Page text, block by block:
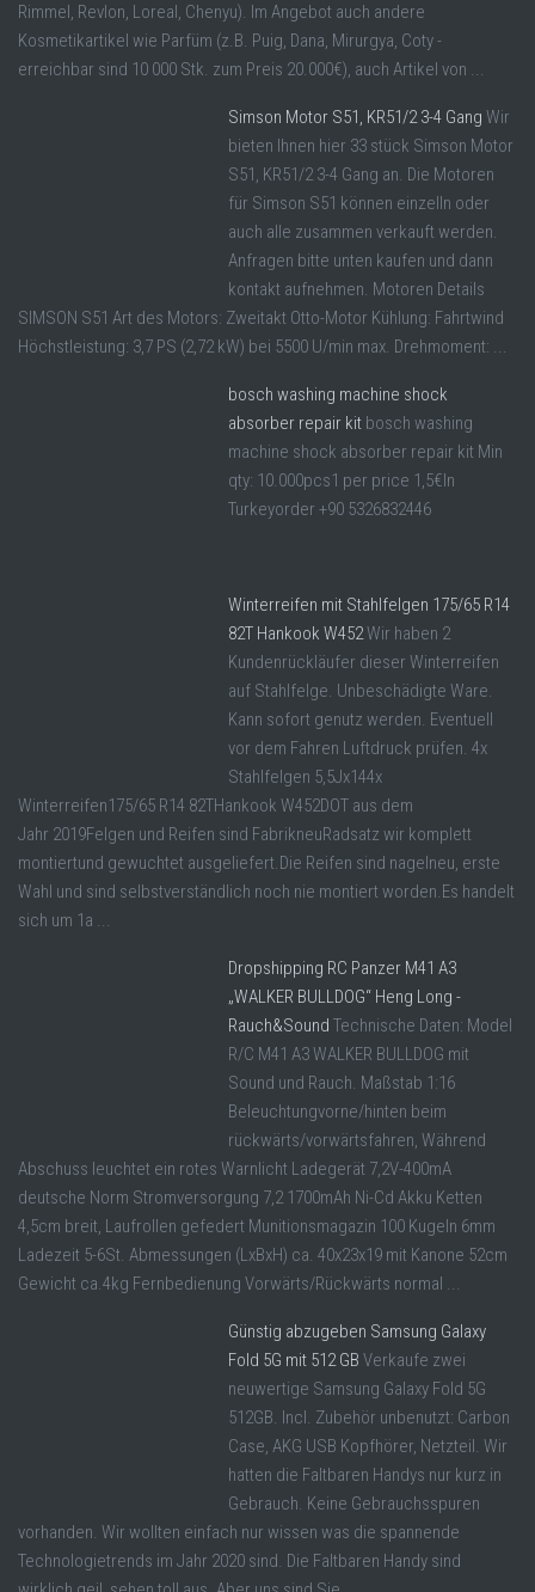
Rimmel, Revlon, Loreal, Chenyu). Im Angebot auch andere
Kosmetikartikel wie Parfüm (z.B. Puig, Dana, Mirurgya, Coty -
erreichbar sind 10 000 Stk. zum Preis 20.000€), auch Artikel von ...
Simson Motor S51, KR51/2 3-4 Gang Wir
bieten Ihnen hier 33 stück Simson Motor
S51, KR51/2 3-4 Gang an. Die Motoren
für Simson S51 können einzelln oder
auch alle zusammen verkauft werden.
Anfragen bitte unten kaufen und dann
kontakt aufnehmen. Motoren Details
SIMSON S51 Art des Motors: Zweitakt Otto-Motor Kühlung: Fahrtwind
Höchstleistung: 3,7 PS (2,72 kW) bei 5500 U/min max. Drehmoment: ...
bosch washing machine shock
absorber repair kit bosch washing
machine shock absorber repair kit Min
qty: 10.000pcs1 per price 1,5€In
Turkeyorder +90 5326832446
Winterreifen mit Stahlfelgen 175/65 R14
82T Hankook W452Wir haben 2
Kundenrückläufer dieser Winterreifen
auf Stahlfelge. Unbeschädigte Ware.
Kann sofort genutz werden. Eventuell
vor dem Fahren Luftdruck prüfen. 4x
Stahlfelgen 5,5Jx144x
Winterreifen175/65 R14 82THankook W452DOT aus dem
Jahr 2019Felgen und Reifen sind FabrikneuRadsatz wir komplett
montiertund gewuchtet ausgeliefert.Die Reifen sind nagelneu, erste
Wahl und sind selbstverständlich noch nie montiert worden.Es handelt
sich um 1a ...
Dropshipping RC Panzer M41 A3
„WALKER BULLDOG“ Heng Long -
Rauch&Sound Technische Daten: Model
R/C M41 A3 WALKER BULLDOG mit
Sound und Rauch. Maßstab 1:16
Beleuchtungvorne/hinten beim
rückwärts/vorwärtsfahren, Während
Abschuss leuchtet ein rotes Warnlicht Ladegerät 7,2V-400mA
deutsche Norm Stromversorgung 7,2 1700mAh Ni-Cd Akku Ketten
4,5cm breit, Laufrollen gefedert Munitionsmagazin 100 Kugeln 6mm
Ladezeit 5-6St. Abmessungen (LxBxH) ca. 40x23x19 mit Kanone 52cm
Gewicht ca.4kg Fernbedienung Vorwärts/Rückwärts normal ...
Günstig abzugeben Samsung Galaxy
Fold 5G mit 512 GB Verkaufe zwei
neuwertige Samsung Galaxy Fold 5G
512GB. Incl. Zubehör unbenutzt: Carbon
Case, AKG USB Kopfhörer, Netzteil. Wir
hatten die Faltbaren Handys nur kurz in
Gebrauch. Keine Gebrauchsspuren
vorhanden. Wir wollten einfach nur wissen was die spannende
Technologietrends im Jahr 2020 sind. Die Faltbaren Handy sind